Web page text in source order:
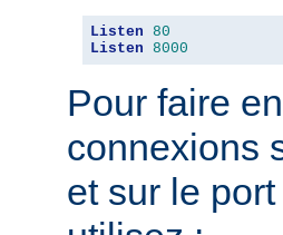
Listen 80
Listen 8000
Pour faire
connexions
et sur le